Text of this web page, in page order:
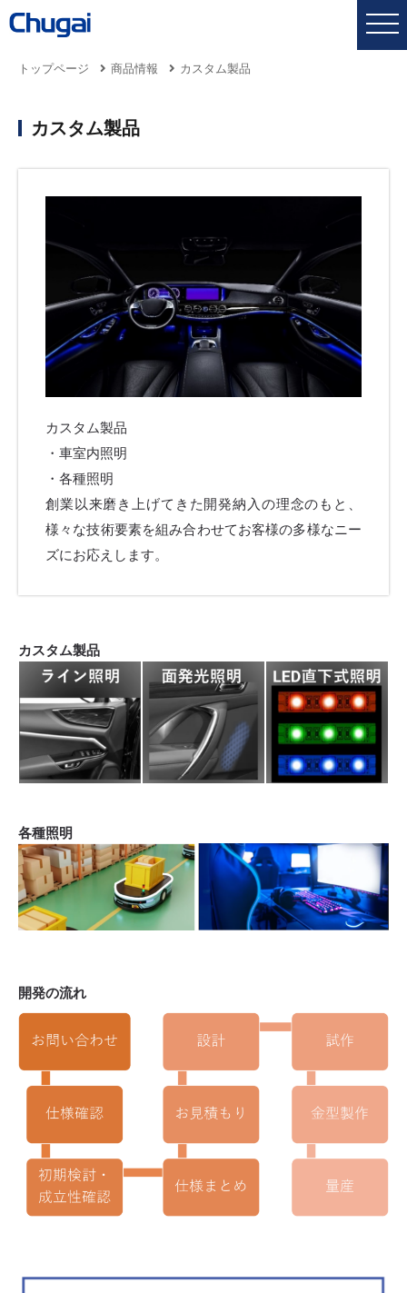
トップページ 商品情報 カスタム製品
カスタム製品
カスタム製品
・車室内照明
・各種照明
創業以来磨き上げてきた開発納入の理念のもと、
様々な技術要素を組み合わせてお客様の多様なニー
ズにお応えします。
カスタム製品
各種照明
開発の流れ